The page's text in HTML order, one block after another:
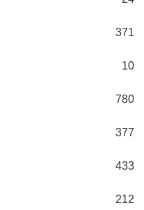
371
10
780
377
433
212